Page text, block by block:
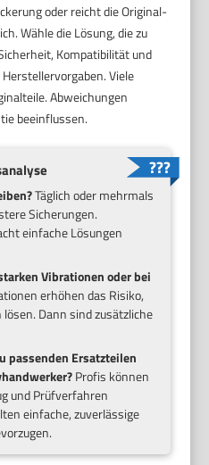
oder reicht die Original-
Wähle die Lösung, die zu
Kompatibilität und
Viele
Abweichungen
beeinflussen.
Täglich oder mehrmals
Sicherungen.
einfache Lösungen
Vibrationen oder bei
erhöhen das Risiko,
Dann sind zusätzliche
passenden Ersatzteilen
Profis können
und Prüfverfahren
einfache, zuverlässige